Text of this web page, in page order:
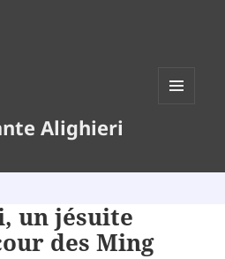
Alighieri
un jésuite
des Ming